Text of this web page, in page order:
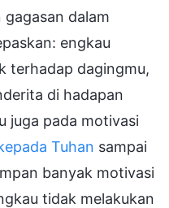
dalam
engkau
terhadap dagingmu,
di hadapan
juga pada motivasi
Tuhan sampai
banyak motivasi
tidak melakukan